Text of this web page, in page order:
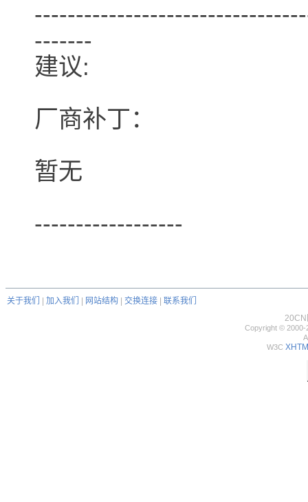
-------
建议:
厂商补丁：
暂无
------------------
关于我们 加入我们 网站结构 交换连接
联系我们
20CN
Copyright © 2000-
W3C